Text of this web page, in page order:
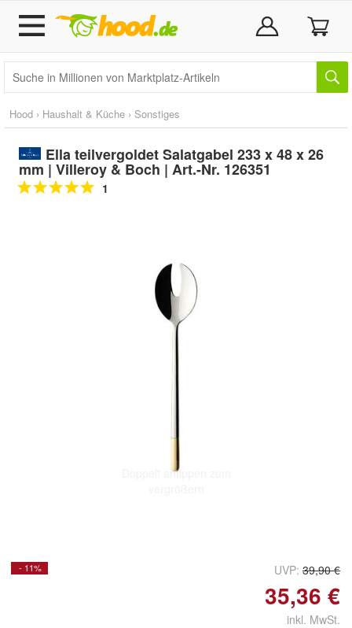
Hood › Haushalt & Küche › Sonstiges
Ella teilvergoldet Salatgabel 233 x 48 x 26
mm | Villeroy & Boch | Art.-Nr. 126351
1
Doppelt antippen zum
- 11% UVP: 39,90 €
35,36 €
inkl. MwSt.